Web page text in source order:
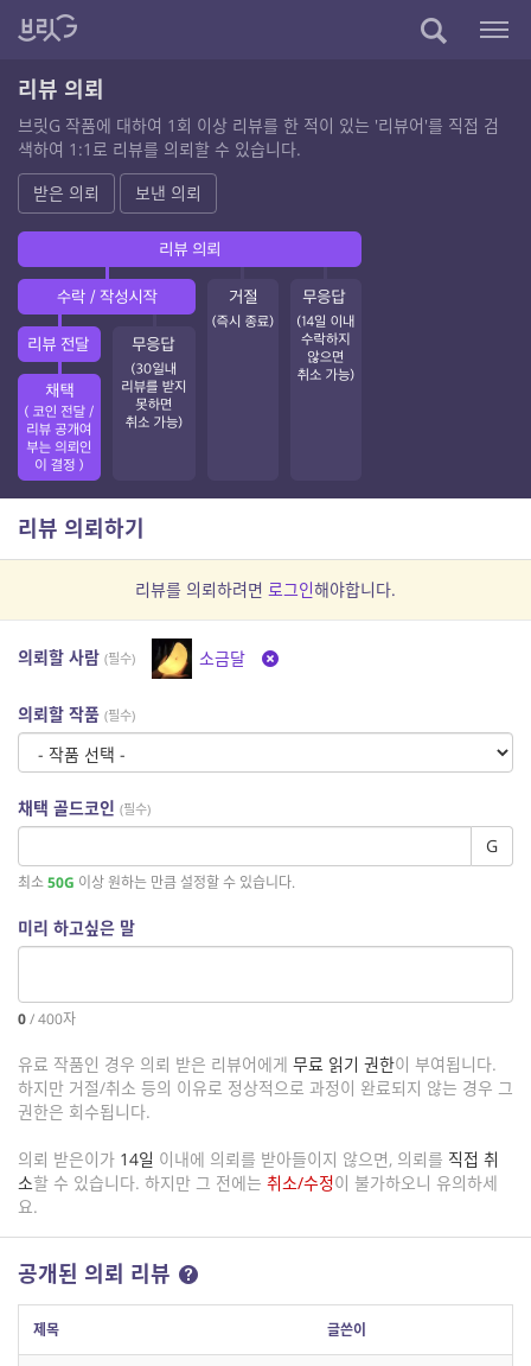
리뷰 의뢰
브릿G 작품에 대하여 1회 이상 리뷰를 한 적이 있는 '리뷰어'를 직접 검
색하여 1:1로 리뷰를 의뢰할 수 있습니다.
받은 의뢰
보낸 의뢰
리뷰 의뢰하기
리뷰를 의뢰하려면 로그인해야합니다.
의뢰할 사람 (필수) 소금달
의뢰할 작품 (필수)
채택 골드코인 (필수)
G
최소50G 이상 원하는 만큼 설정할 수 있습니다.
미리 하고싶은 말
0/400자
유료 작품인 경우 의뢰 받은 리뷰어에게 무료 읽기 권한이 부여됩니다.
하지만 거절/취소 등의 이유로 정상적으로 과정이 완료되지 않는 경우 그
권한은 회수됩니다.
의뢰 받은이가 14일 이내에 의뢰를 받아들이지 않으면, 의뢰를 직접 취
소할 수 있습니다. 하지만 그 전에는 취소/수정이 불가하오니 유의하세
요.
공개된 의뢰 리뷰
제목 글쓴이